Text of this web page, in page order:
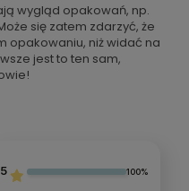
wygląd opakowań, np.
się zatem zdarzyć, że
opakowaniu, niż widać na
jest to ten sam,
5 100%